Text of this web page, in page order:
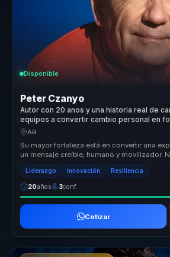
Disponible
Peter Czanyo
Autor con 20 anos y una historia real de
equipos a convertir cambio personal en
mental.
AR
Su mayor fortaleza está en convertir una
un mensaje creíble, humano y movilizador.
teoría, sin...
Liderazgo Innovación Resiliencia
20años 3conf.
Cotizar